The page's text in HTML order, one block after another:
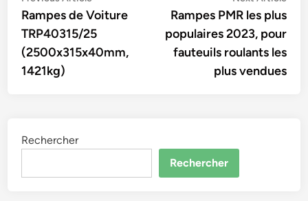
de
l’article
article:
Rampes de Voiture
TRP40315/25
(2500x315x40mm,
1421kg)
Rampes PMR les plus
populaires 2023, pour
fauteuils roulants les
plus vendues
Rechercher
Rechercher